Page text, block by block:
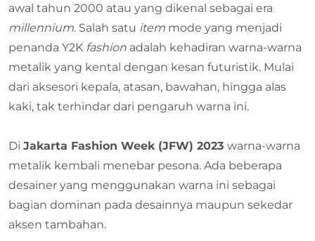
awal tahun 2000 atau yang dikenal sebagai era
millennium. Salah satu item mode yang menjadi
penanda Y2K fashion adalah kehadiran warna-warna
metalik yang kental dengan kesan futuristik. Mulai
dari aksesori kepala, atasan, bawahan, hingga alas
kaki, tak terhindar dari pengaruh warna ini.
Di Jakarta Fashion Week (JFW) 2023 warna-warna
metalik kembali menebar pesona. Ada beberapa
desainer yang menggunakan warna ini sebagai
bagian dominan pada desainnya maupun sekedar
aksen tambahan.